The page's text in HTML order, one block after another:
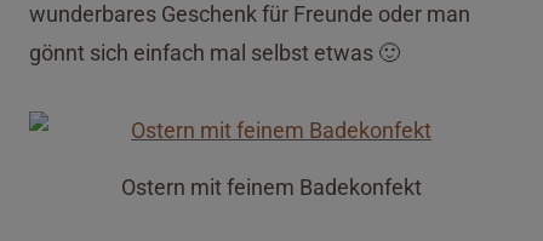
wunderbares Geschenk für Freunde oder man
gönnt sich einfach mal selbst etwas 🙂
Ostern mit feinem Badekonfekt